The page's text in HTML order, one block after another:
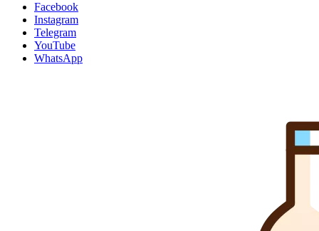
Facebook
Instagram
Telegram
YouTube
WhatsApp